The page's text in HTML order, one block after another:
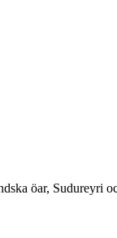
öar, Sudureyri